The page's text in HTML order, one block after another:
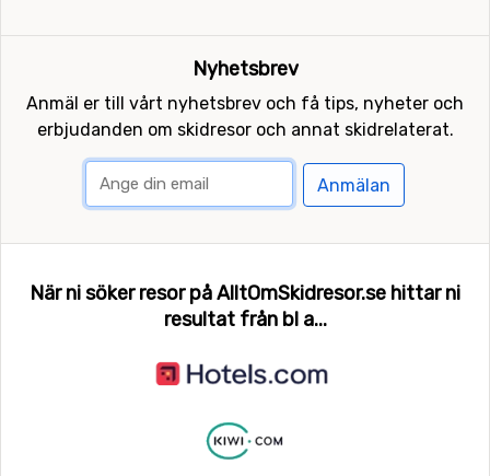
Nyhetsbrev
Anmäl er till vårt nyhetsbrev och få tips, nyheter och
erbjudanden om skidresor och annat skidrelaterat.
Anmälan
När ni söker resor på AlltOmSkidresor.se hittar ni
resultat från bl a...